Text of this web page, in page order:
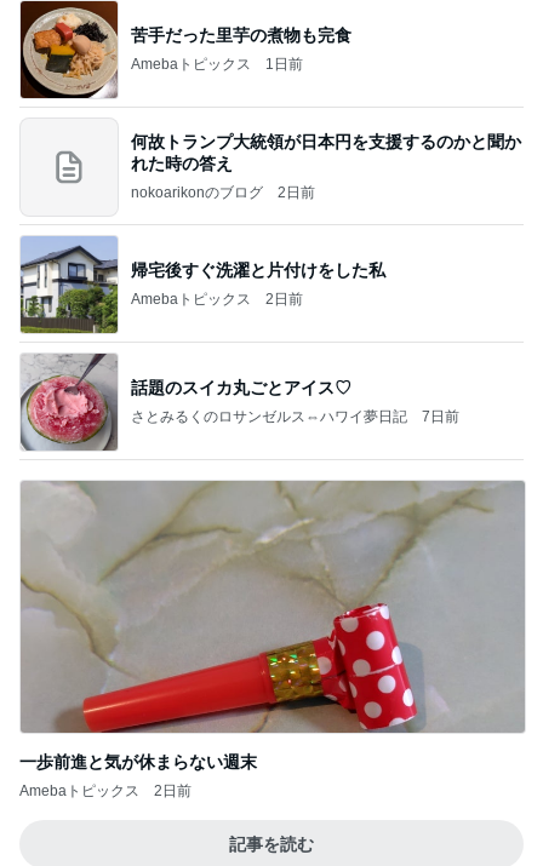
苦手だった里芋の煮物も完食
Amebaトピックス 1日前
何故トランプ大統領が日本円を支援するのかと聞か
れた時の答え
nokoarikonのブログ 2日前
帰宅後すぐ洗濯と片付けをした私
Amebaトピックス 2日前
話題のスイカ丸ごとアイス♡
さとみるくのロサンゼルス⇔ハワイ夢日記 7日前
一歩前進と気が休まらない週末
Amebaトピックス 2日前
記事を読む